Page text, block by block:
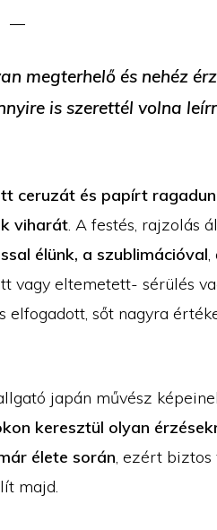
megterhelő és nehéz
is szerettél volna
ceruzát és papírt
viharát. A festés, rajzolás
élünk, a szublimációval,
vagy eltemetett- sérülés
sőt nagyra
japán művész
keresztül olyan
élete során, ezért biztos
majd.